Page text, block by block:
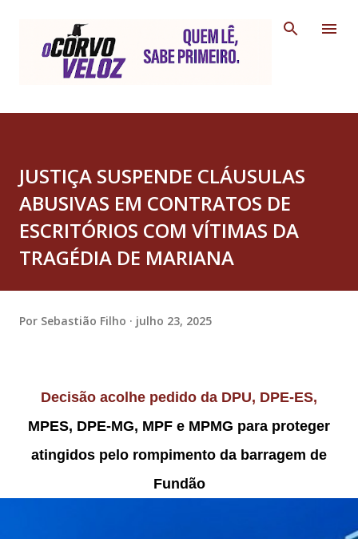
JUSTIÇA SUSPENDE CLÁUSULAS
ABUSIVAS EM CONTRATOS DE
ESCRITÓRIOS COM VÍTIMAS DA
TRAGÉDIA DE MARIANA
Por Sebastião Filho julho 23, 2025
Decisão acolhe pedido da DPU, DPE-ES,
MPES, DPE-MG, MPF e MPMG para proteger
atingidos pelo rompimento da barragem de
Fundão